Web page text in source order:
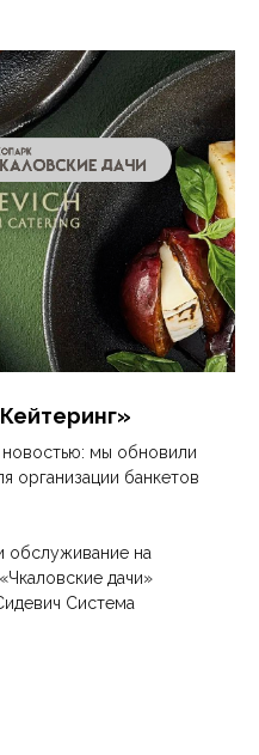
мы обновили
организации банкетов
обслуживание на
дачи»
Система